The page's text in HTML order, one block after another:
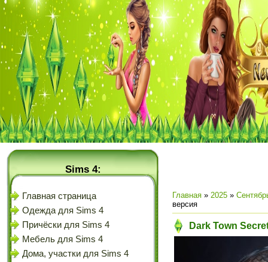
Sims 4:
Главная страница
Одежда для Sims 4
Причёски для Sims 4
Мебель для Sims 4
Дома, участки для Sims 4
Главная » 2025 »
версия
Dark Town